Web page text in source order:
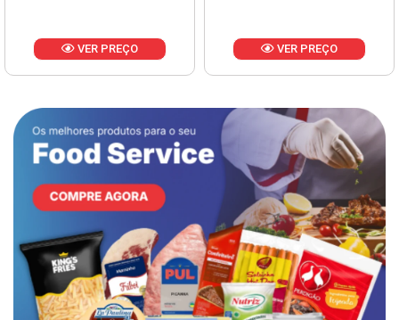
VER PREÇO VER PREÇO